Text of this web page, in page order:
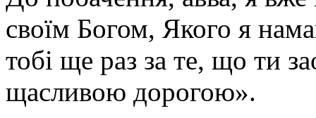
своїм Богом, Якого я
тобі ще раз за те, що ти
щасливою дорогою».